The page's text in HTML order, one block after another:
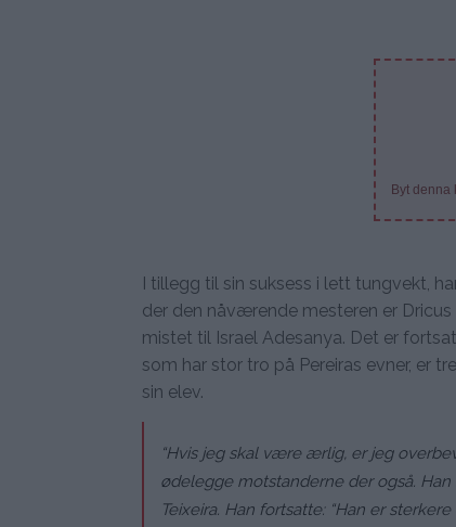
Byt denna
I tillegg til sin suksess i lett tungvekt,
der den nåværende mesteren er
mistet til Israel Adesanya. Det er
som har stor tro på Pereiras evner, er
sin elev.
“Hvis jeg skal være ærlig, er jeg
ødelegge motstanderne der også.
Teixeira. Han fortsatte: “Han er